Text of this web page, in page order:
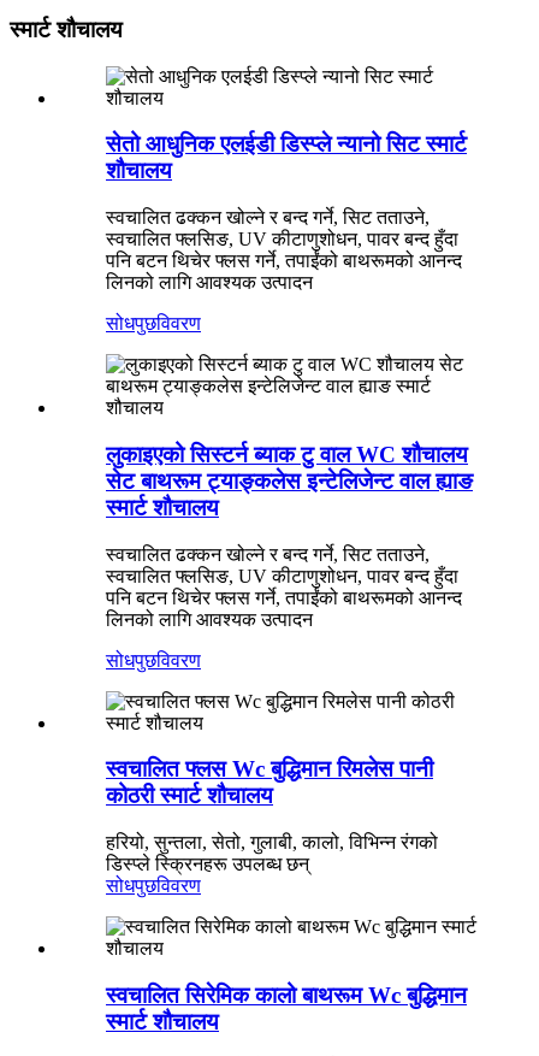
स्मार्ट शौचालय
सेतो आधुनिक एलईडी डिस्प्ले न्यानो सिट स्मार्ट
शौचालय
स्वचालित ढक्कन खोल्ने र बन्द गर्ने, सिट तताउने,
स्वचालित फ्लसिङ, UV कीटाणुशोधन, पावर बन्द हुँदा
पनि बटन थिचेर फ्लस गर्ने, तपाईंको बाथरूमको आनन्द
लिनको लागि आवश्यक उत्पादन
सोधपुछविवरण
लुकाइएको सिस्टर्न ब्याक टु वाल WC शौचालय
सेट बाथरूम ट्याङ्कलेस इन्टेलिजेन्ट वाल ह्याङ
स्मार्ट शौचालय
स्वचालित ढक्कन खोल्ने र बन्द गर्ने, सिट तताउने,
स्वचालित फ्लसिङ, UV कीटाणुशोधन, पावर बन्द हुँदा
पनि बटन थिचेर फ्लस गर्ने, तपाईंको बाथरूमको आनन्द
लिनको लागि आवश्यक उत्पादन
सोधपुछविवरण
स्वचालित फ्लस Wc बुद्धिमान रिमलेस पानी
कोठरी स्मार्ट शौचालय
हरियो, सुन्तला, सेतो, गुलाबी, कालो, विभिन्न रंगको
डिस्प्ले स्क्रिनहरू उपलब्ध छन्
सोधपुछविवरण
स्वचालित सिरेमिक कालो बाथरूम Wc बुद्धिमान
स्मार्ट शौचालय